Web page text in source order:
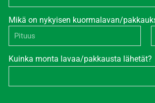
Mikä on nykyisen kuormalavan/
Kuinka monta lavaa/pakkausta lähetät?